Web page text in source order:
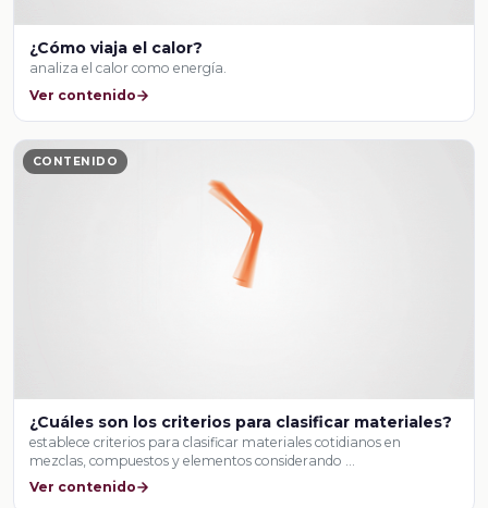
¿Cómo viaja el calor?
analiza el calor como energía.
Ver contenido
CONTENIDO
¿Cuáles son los criterios para clasificar materiales?
establece criterios para clasificar materiales cotidianos en
mezclas, compuestos y elementos considerando …
Ver contenido